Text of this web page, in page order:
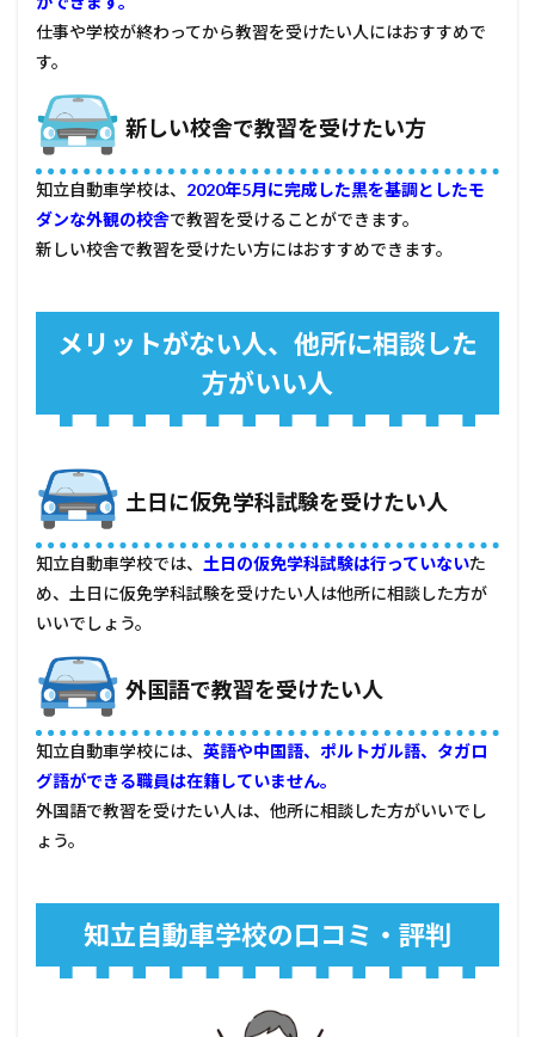
仕事や学校が終わってから教習を受けたい人にはおすすめで
す。
新しい校舎で教習を受けたい方
知立自動車学校は、 2020年5月に完成した黒を基調としたモ
ダンな外観の校舎で教習を受けることができます。
新しい校舎で教習を受けたい方にはおすすめできます。
メリットがない人、他所に相談した
方がいい人
土日に仮免学科試験を受けたい人
知立自動車学校では、 土日の仮免学科試験は行っていないた
め、土日に仮免学科試験を受けたい人は他所に相談した方が
いいでしょう。
外国語で教習を受けたい人
知立自動車学校には、 英語や中国語、ポルトガル語、タガロ
グ語ができる職員は在籍していません。
外国語で教習を受けたい人は、他所に相談した方がいいでし
ょう。
知立自動車学校の口コミ・評判